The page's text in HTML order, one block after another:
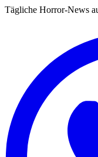
Tägliche Horror-News